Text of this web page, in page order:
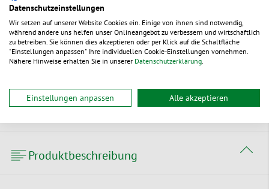
entsorgen oder recyceln.
Nachwachsender Rohstoff
Unser Produkte sind aus einem
ursprünglich nachwachsendem Rohstoff
Produktbeschreibung
Datenschutzeinstellungen
Wir setzen auf unserer Website Cookies ein. Einige von ihnen sind notwendig,
während andere uns helfen unser Onlineangebot zu verbessern und wirtschaftlich
zu betreiben. Sie können dies akzeptieren oder per Klick auf die Schaltfläche
"Einstellungen anpassen" Ihre individuellen Cookie-Einstellungen vornehmen.
Nähere Hinweise erhalten Sie in unserer Datenschutzerklärung
Einstellungen anpassen Alle akzeptieren